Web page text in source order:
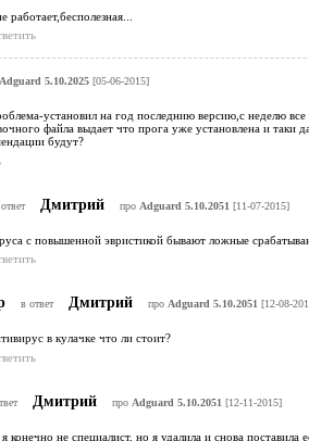
работает,бесполезная...
Adguard 5.10.2025[05-06-2015]
установил на год последнию версию,с неделю
файла выдает что прога уже установлена и таки
будут?
Дмитрий про Adguard 5.10.2051 [11-07-2015]
с повышенной эвристикой бывают ложные
в ответ Дмитрий про Adguard 5.10.2051 [12-08-
в кулачке что ли стоит?
Дмитрий про Adguard 5.10.2051 [12-11-2015]
конечно не специалист, но я удалила и снова